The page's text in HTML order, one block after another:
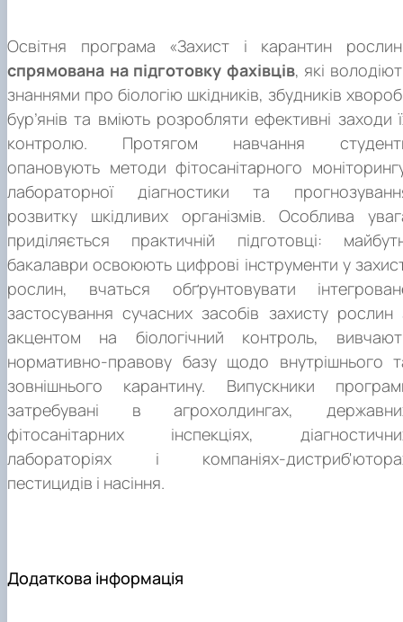
Освітня програма «Захист і карантин
спрямована на підготовку фахівців, які
знаннями про біологію шкідників, збудників хвороб
бур’янів та вміють розробляти ефективні заходи
контролю. Протягом навчання
опановують методи фітосанітарного
лабораторної діагностики та
розвитку шкідливих організмів. Особлива
приділяється практичній підготовці:
бакалаври освоюють цифрові інструменти у
рослин, вчаться обґрунтовувати
застосування сучасних засобів захисту рослин
акцентом на біологічний контроль,
нормативно-правову базу щодо внутрішнього
зовнішнього карантину. Випускники
затребувані в агрохолдингах,
фітосанітарних інспекціях,
лабораторіях і компаніях-
пестицидів і насіння.
рослин і забезпечення фітосанітарної безпеки,
науково-обґрунтованих інтегрованих систем
рослин і контролю їх виконання.
працювати як з традиційними мікроскопічними
так і з інноваційними ІТ-рішеннями, включаючи
карти забур'яненості та дрони для обстеження
Окрім технологічного аспекту, програма приділяє
увагу нормативно-правовому забезпеченню:
фахівці детально вивчають міжнародні
стандарти (МСФЗ), процедури митного контролю
правила сертифікації продукції, що дозволяє їм
працювати як на агропідприємствах, так і в
органах фітосанітарної безпеки, забезпечуючи
якість урожаю та його відповідність експертним вимогам.
рослин.
Додаткова інформація